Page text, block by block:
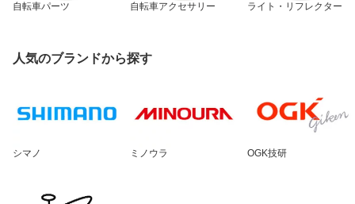
自転車パーツ 自転車アクセサリー ライト・リフレクター
人気のブランドから探す
シマノ ミノウラ OGK技研